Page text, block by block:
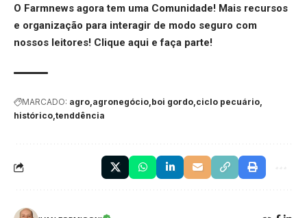
O Farmnews agora tem uma Comunidade! Mais recursos
e organização para interagir de modo seguro com
nossos leitores! Clique aqui e faça parte!
MARCADO: agro agronegócio boi gordo ciclo pecuário
histórico tenddência